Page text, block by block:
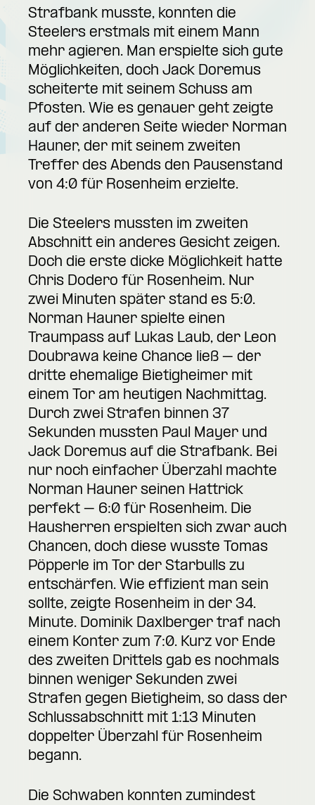
Strafbank musste, konnten die
Steelers erstmals mit einem Mann
mehr agieren. Man erspielte sich gute
Möglichkeiten, doch Jack Doremus
scheiterte mit seinem Schuss am
Pfosten. Wie es genauer geht zeigte
auf der anderen Seite wieder Norman
Hauner, der mit seinem zweiten
Treffer des Abends den Pausenstand
von 4:0 für Rosenheim erzielte.
Die Steelers mussten im zweiten
Abschnitt ein anderes Gesicht zeigen.
Doch die erste dicke Möglichkeit hatte
Chris Dodero für Rosenheim. Nur
zwei Minuten später stand es 5:0.
Norman Hauner spielte einen
Traumpass auf Lukas Laub, der Leon
Doubrawa keine Chance ließ – der
dritte ehemalige Bietigheimer mit
einem Tor am heutigen Nachmittag.
Durch zwei Strafen binnen 37
Sekunden mussten Paul Mayer und
Jack Doremus auf die Strafbank. Bei
nur noch einfacher Überzahl machte
Norman Hauner seinen Hattrick
perfekt – 6:0 für Rosenheim. Die
Hausherren erspielten sich zwar auch
Chancen, doch diese wusste Tomas
Pöpperle im Tor der Starbulls zu
entschärfen. Wie effizient man sein
sollte, zeigte Rosenheim in der 34.
Minute. Dominik Daxlberger traf nach
einem Konter zum 7:0. Kurz vor Ende
des zweiten Drittels gab es nochmals
binnen weniger Sekunden zwei
Strafen gegen Bietigheim, so dass der
Schlussabschnitt mit 1:13 Minuten
doppelter Überzahl für Rosenheim
begann.
Die Schwaben konnten zumindest